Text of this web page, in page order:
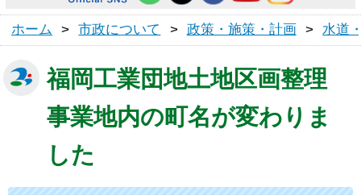
ホーム > 市政について > 政策・施策・計画 > 水道
福岡工業団地土地区画整理
事業地内の町名が変わりま
した